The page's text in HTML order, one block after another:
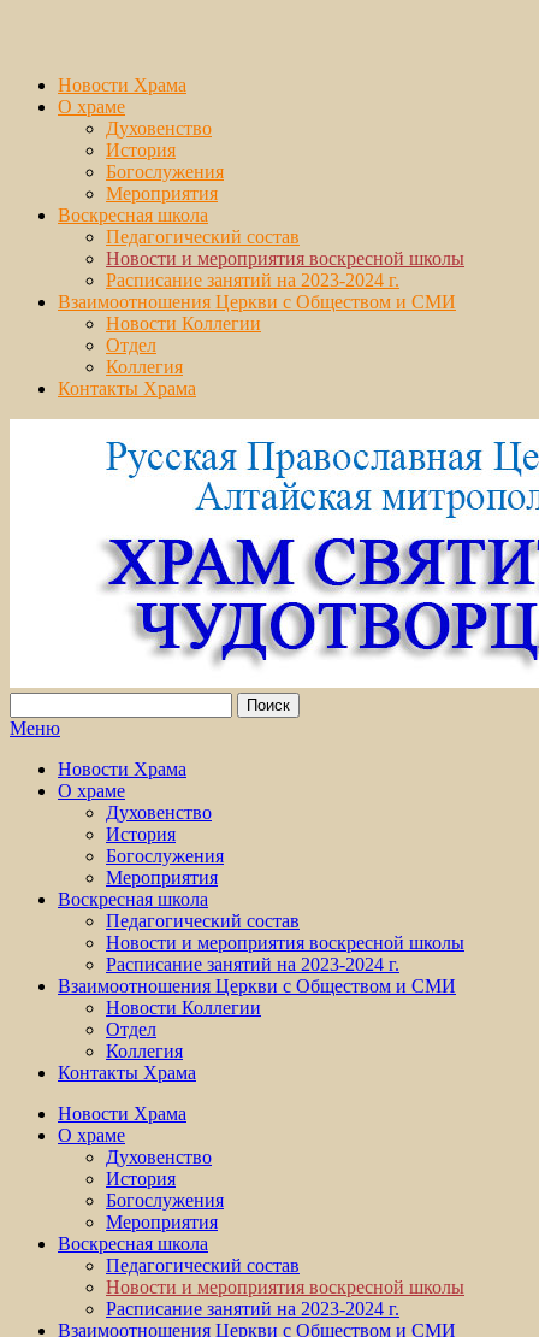
Новости Храма
О храме
Духовенство
История
Богослужения
Мероприятия
Воскресная школа
Педагогический состав
Новости и мероприятия воскресной школы
Расписание занятий на 2023-2024 г.
Взаимоотношения Церкви с Обществом и СМИ
Новости Коллегии
Отдел
Коллегия
Контакты Храма
Меню
Новости Храма
О храме
Духовенство
История
Богослужения
Мероприятия
Воскресная школа
Педагогический состав
Новости и мероприятия воскресной школы
Расписание занятий на 2023-2024 г.
Взаимоотношения Церкви с Обществом и СМИ
Новости Коллегии
Отдел
Коллегия
Контакты Храма
Новости Храма
О храме
Духовенство
История
Богослужения
Мероприятия
Воскресная школа
Педагогический состав
Новости и мероприятия воскресной школы
Расписание занятий на 2023-2024 г.
Взаимоотношения Церкви с Обществом и СМИ